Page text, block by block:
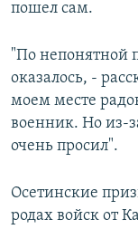
пошел сам.
"По непонятной
оказалось, -
моем месте
военник. Но из-
очень просил".
Осетинские
родах войск от